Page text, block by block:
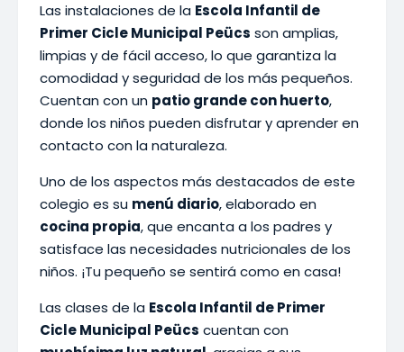
Las instalaciones de la Escola Infantil de
Primer Cicle Municipal Peücs son amplias,
limpias y de fácil acceso, lo que garantiza la
comodidad y seguridad de los más pequeños.
Cuentan con un patio grande con huerto,
donde los niños pueden disfrutar y aprender en
contacto con la naturaleza.
Uno de los aspectos más destacados de este
colegio es su menú diario, elaborado en
cocina propia, que encanta a los padres y
satisface las necesidades nutricionales de los
niños. ¡Tu pequeño se sentirá como en casa!
Las clases de la Escola Infantil de Primer
Cicle Municipal Peücs cuentan con